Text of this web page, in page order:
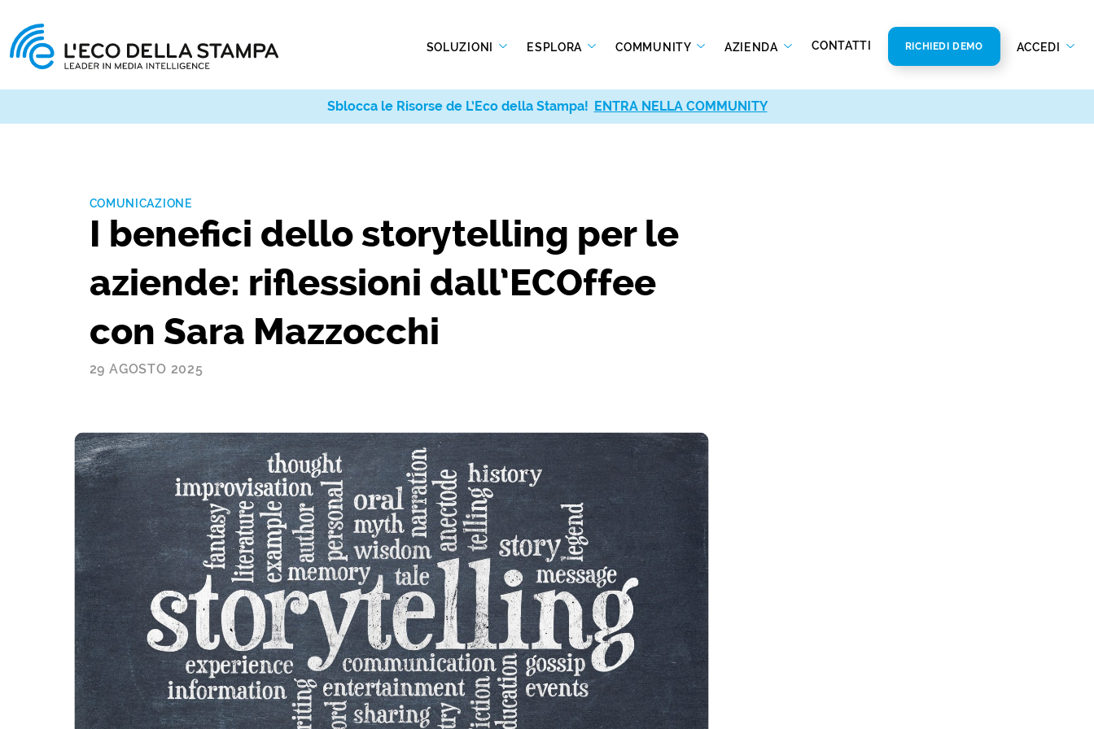
SOLUZIONI ESPLORA COMMUNITY AZIENDA CONTATTI RICHIEDI DEMO ACCEDI
COMUNICAZIONE
I benefici dello storytelling per le
aziende: riflessioni dall’ECOffee
con Sara Mazzocchi
29 AGOSTO 2025
Sblocca le Risorse de L’Eco della Stampa! ENTRA NELLA COMMUNITY